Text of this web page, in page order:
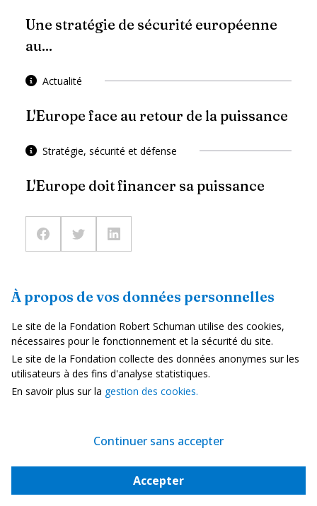
À propos de vos données personnelles
Le site de la Fondation Robert Schuman utilise des cookies,
nécessaires pour le fonctionnement et la sécurité du site.
Le site de la Fondation collecte des données anonymes sur les
utilisateurs à des fins d'analyse statistiques.
En savoir plus sur la gestion des cookies.
Continuer sans accepter
Accepter
Une stratégie de sécurité européenne
au...
Actualité
L'Europe face au retour de la puissance
Stratégie, sécurité et défense
L'Europe doit financer sa puissance
Pour aller plus loin
Marché intérieur et concurrence